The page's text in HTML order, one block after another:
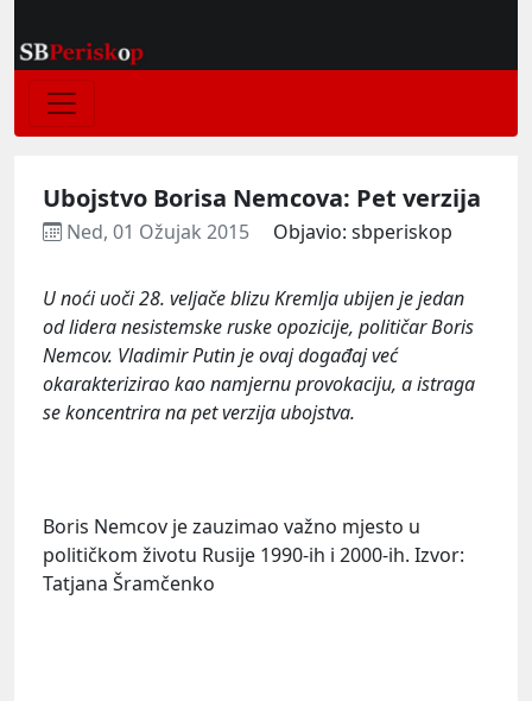
Ubojstvo Borisa Nemcova: Pet verzija
Ned, 01 Ožujak 2015 Objavio: sbperiskop
U noći uoči 28. veljače blizu Kremlja ubijen je jedan
od lidera nesistemske ruske opozicije, političar Boris
Nemcov. Vladimir Putin je ovaj događaj već
okarakterizirao kao namjernu provokaciju, a istraga
se koncentrira na pet verzija ubojstva.
Boris Nemcov je zauzimao važno mjesto u
političkom životu Rusije 1990-ih i 2000-ih. Izvor:
Tatjana Šramčenko